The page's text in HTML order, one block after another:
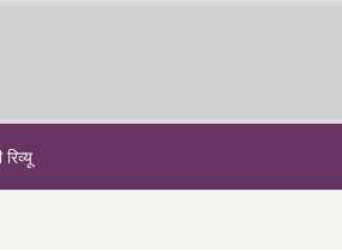
रिव्यू